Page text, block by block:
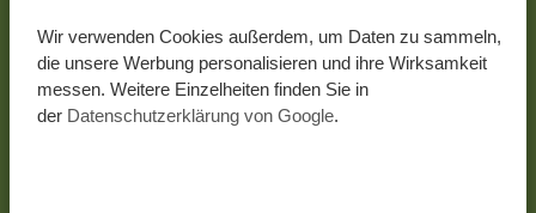
Wir verwenden Cookies außerdem, um Daten zu sammeln,
die unsere Werbung personalisieren und ihre Wirksamkeit
messen. Weitere Einzelheiten finden Sie in
der Datenschutzerklärung von Google.
DAS KÖNNTE IHNEN AUCH
GEFALLEN